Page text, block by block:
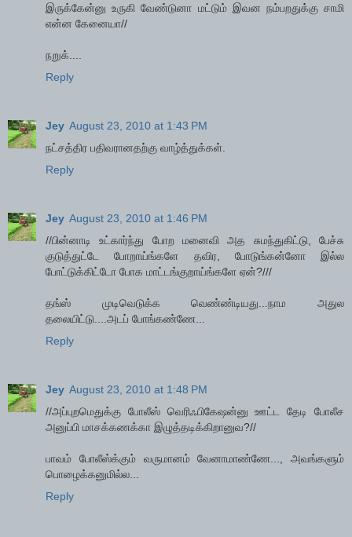
இருக்கேன்னு உருகி வேண்டுனா மட்டும் இவன நம்பறதுக்கு சாமி
என்ன கேனையா//
நறுக்....
Reply
Jey August 23, 2010 at 1:43 PM
நட்சத்திர பதிவரானதற்கு வாழ்த்துக்கள்.
Reply
Jey August 23, 2010 at 1:46 PM
//பின்னாடி உட்கார்ந்து போற மனைவி அத சுமந்துகிட்டு, பேச்சு
குடுத்துட்டே போறாய்ங்களே தவிர, போடுங்கன்னோ இல்ல
போட்டுக்கிட்டோ போக மாட்டங்குறாய்ங்களே ஏன்?///
தங்ஸ் முடிவெடுக்க வெண்ண்டியது...நாம அதுல
தலையிட்டு....அடப் போங்கண்ணே...
Reply
Jey August 23, 2010 at 1:48 PM
//அப்புறமெதுக்கு போலீஸ் வெரிஃபிகேஷன்னு ஊட்ட தேடி போலீச
அனுப்பி மாசக்கணக்கா இழுத்தடிக்கிறானுவ?//
பாவம் போலீஸ்க்கும் வருமானம் வேனாமாண்ணே..., அவங்களும்
பொழைக்கனுமில்ல...
Reply